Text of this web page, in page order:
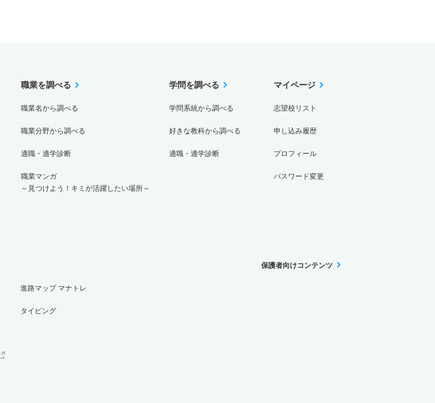
職業を調べる
職業名から調べる
職業分野から調べる
適職・適学診断
職業マンガ
～見つけよう！キミが活躍したい場所～
学問を調べる
学問系統から調べる
好きな教科から調べる
適職・適学診断
マイページ
志望校リスト
申し込み履歴
プロフィール
パスワード変更
進路マップ マナトレ
タイピング
保護者向けコンテンツ